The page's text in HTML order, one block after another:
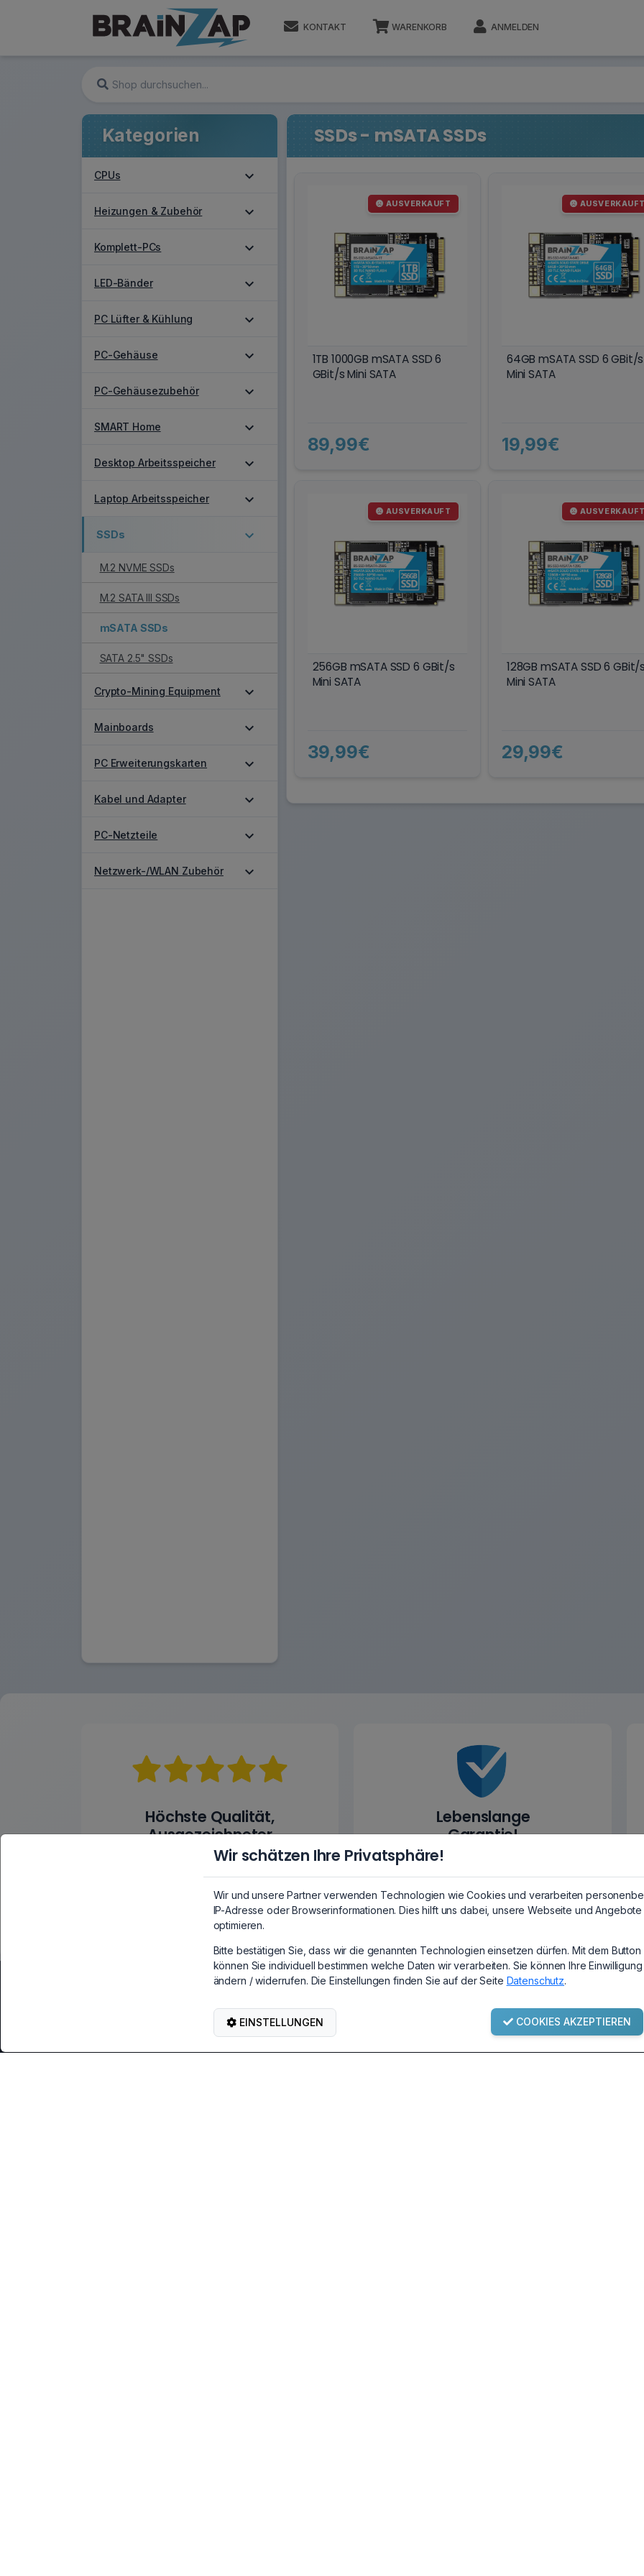
KONTAKT WARENKORB ANMELDEN
Kategorien
CPUs expand_more
Heizungen & Zubehör expand_more
Komplett-PCs expand_more
LED-Bänder expand_more
PC Lüfter & Kühlung expand_more
PC-Gehäuse expand_more
PC-Gehäusezubehör expand_more
SMART Home expand_more
Desktop Arbeitsspeicher expand_more
Laptop Arbeitsspeicher expand_more
SSDs expand_more
M.2 NVME SSDs
M.2 SATA III SSDs
mSATA SSDs
SATA 2.5" SSDs
Crypto-Mining Equipment expand_more
Mainboards expand_more
PC Erweiterungskarten expand_more
Kabel und Adapter expand_more
PC-Netzteile expand_more
Netzwerk-/WLAN Zubehör expand_more
SSDs - mSATA SSDs
AUSVERKAUFT
1TB 1000GB mSATA SSD 6
GBit/s Mini SATA
89,99€
64GB mSATA SSD 6 GBit/s
Mini SATA
19,99€
AUSVERKAUFT
256GB mSATA SSD 6 GBit/s
Mini SATA
39,99€
128GB mSATA SSD 6 GBit/
Mini SATA
29,99€
Höchste Qualität,
Ausgezeichneter
Kundenservice
positive Bewertung aufeBay
Lebenslange
Garantie!
Garantiebedingungen
Kontakt, Rückgabe & Reklamation
Anleitungen / Handbücher
Lieferung & Versandkosten
Impressum
AGB
Wir schätzen Ihre Privatsphäre!
Wir und unsere Partner verwenden Technologien wie Cookies und verarbeiten
IP-Adresse oder Browserinformationen. Dies hilft uns dabei, unsere Webseite und
optimieren.
Bitte bestätigen Sie, dass wir die genannten Technologien einsetzen dürfen. Mit dem
können Sie individuell bestimmen welche Daten wir verarbeiten. Sie können Ihre
ändern / widerrufen. Die Einstellungen finden Sie auf der Seite Datenschutz.
EINSTELLUNGEN COOKIES AKZEPTIEREN